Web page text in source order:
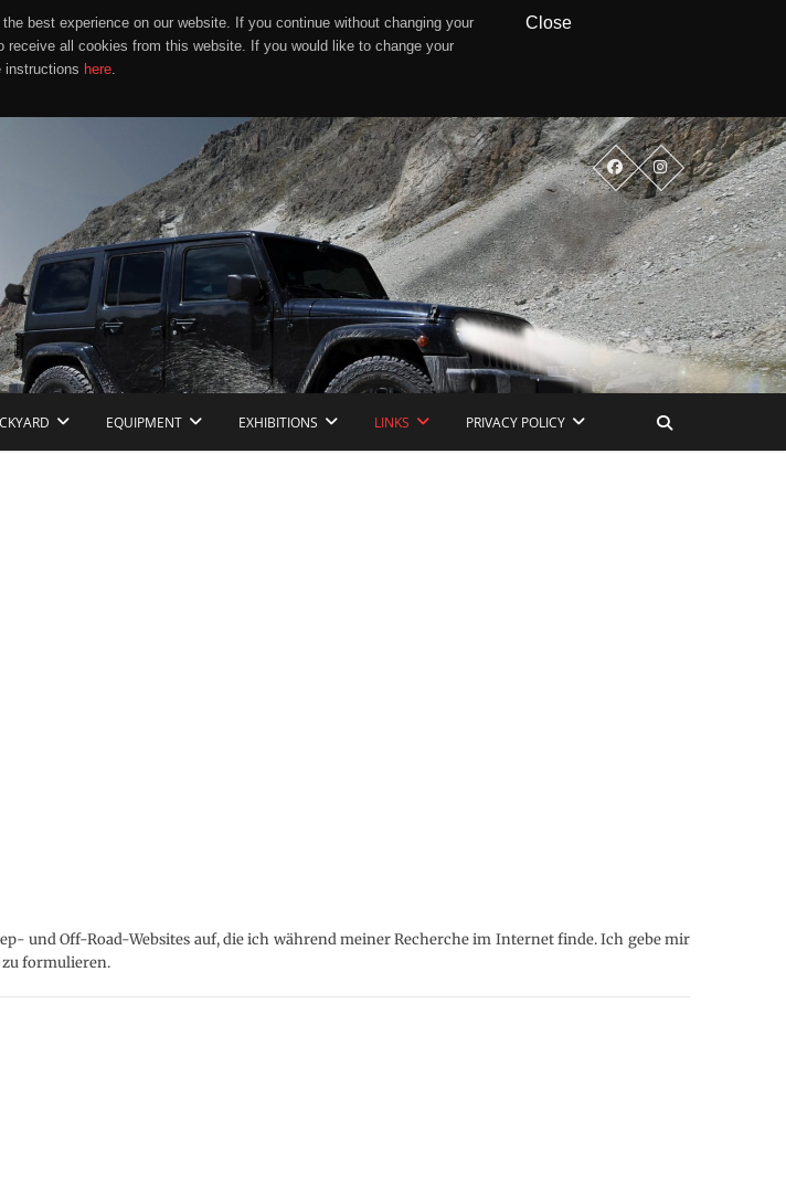
best experience on our website. If you continue without changing your
all cookies from this website. If you would like to change your
instructions here.
Close
EQUIPMENT EXHIBITIONS LINKS PRIVACY POLICY
und Off-Road-Websites auf, die ich während meiner Recherche im Internet finde. Ich gebe mir
formulieren.